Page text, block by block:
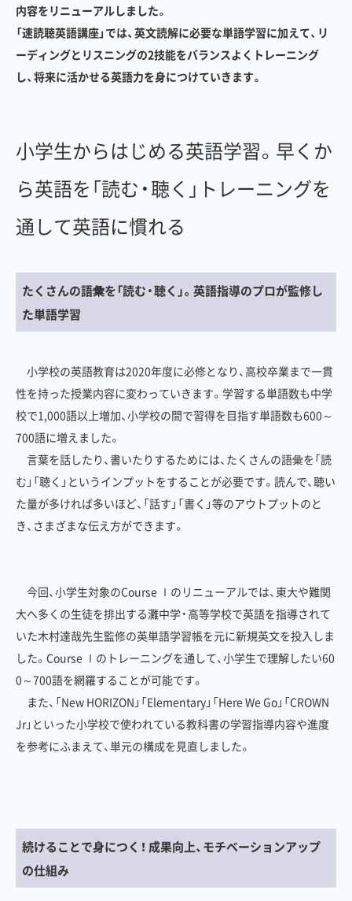
内容をリニューアルしました。
「速読聴英語講座」では、英文読解に必要な単語学習に加えて、リ
ーディングとリスニングの2技能をバランスよくトレーニング
し、将来に活かせる英語力を身につけていきます。
小学生からはじめる英語学習。早くか
ら英語を「読む・聴く」トレーニングを
通して英語に慣れる
たくさんの語彙を「読む・聴く」。英語指導のプロが監修し
た単語学習
小学校の英語教育は2020年度に必修となり、高校卒業まで一貫
性を持った授業内容に変わっていきます。学習する単語数も中学
校で1,000語以上増加、小学校の間で習得を目指す単語数も600～
700語に増えました。
言葉を話したり、書いたりするためには、たくさんの語彙を「読
む」「聴く」というインプットをすることが必要です。読んで、聴い
た量が多ければ多いほど、「話す」「書く」等のアウトプットのと
き、さまざまな伝え方ができます。
今回、小学生対象のCourse Ⅰのリニューアルでは、東大や難関
大へ多くの生徒を排出する灘中学・高等学校で英語を指導されて
いた木村達哉先生監修の英単語学習帳を元に新規英文を投入しま
した。Course Ⅰのトレーニングを通して、小学生で理解したい60
0～700語を網羅することが可能です。
また、「New HORIZON」「Elementary」「Here We Go」「CROWN
Jr」といった小学校で使われている教科書の学習指導内容や進度
を参考にふまえて、単元の構成を見直しました。
続けることで身につく！ 成果向上、モチベーションアップ
の仕組み